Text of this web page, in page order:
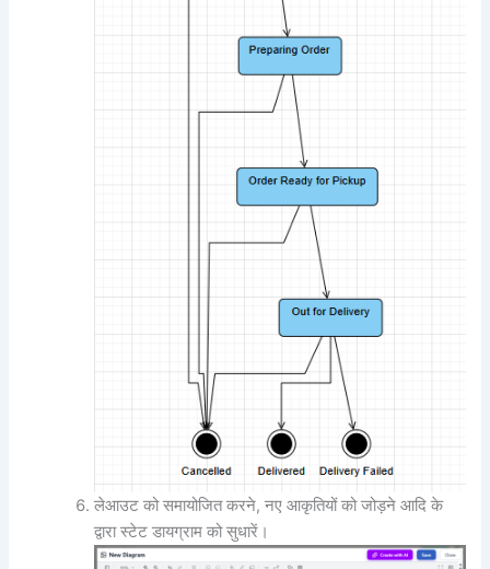
लेआउट को समायोजित करने, नए आकृतियों को जोड़ने आदि के
द्वारा स्टेट डायग्राम को सुधारें।